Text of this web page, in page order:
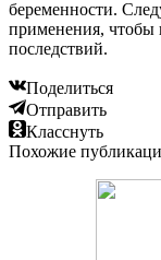
беременности.
применения, чтобы
последствий.
Поделиться
Отправить
Класснуть
Похожие